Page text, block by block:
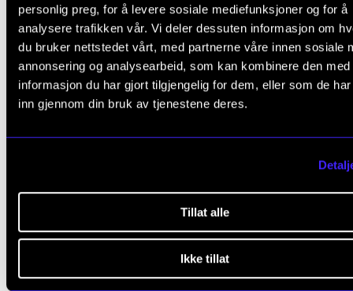
personlig preg, for å levere sosiale mediefunksjoner og for å
analysere trafikken vår. Vi deler dessuten informasjon om
du bruker nettstedet vårt, med partnerne våre innen sosiale
annonsering og analysearbeid, som kan kombinere den med
informasjon du har gjort tilgjengelig for dem, eller som de
inn gjennom din bruk av tjenestene deres.
Tillat alle
Ikke tillat
Søknaden om St. Olavs Orden ble fremmet av
Eirik Haaland og Bente Rognsaa, begge musikere i
Trondheim Symfoniorkester og tidligere elever av
Wekre. Den lyder blant annet:
kulturliv de siste 60 årene. Hun har gjennom hele sin
yrkeskarriere vært et forbilde for musikere og
en karriere hun fremdeles holder i hevd i en alder av
Hun har vært synlig både på TV og i radio, som